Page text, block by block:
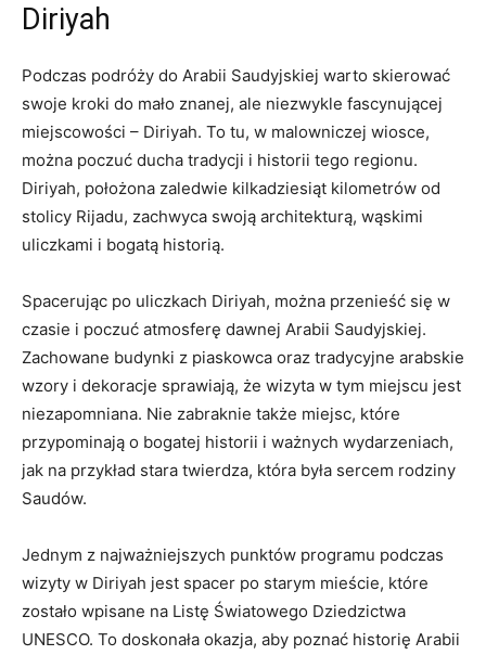
Diriyah
Podczas podróży do Arabii Saudyjskiej warto skierować
swoje kroki do mało znanej, ale niezwykle fascynującej
miejscowości – Diriyah. To tu, w malowniczej wiosce,
można poczuć ducha tradycji i historii ‌tego regionu.
Diriyah, położona zaledwie kilkadziesiąt kilometrów od
stolicy Rijadu, zachwyca swoją architekturą, wąskimi
uliczkami i bogatą historią.
Spacerując po uliczkach Diriyah, można przenieść się w
czasie​ i​ poczuć ⁣atmosferę dawnej Arabii Saudyjskiej.
Zachowane⁤ budynki z ⁤piaskowca oraz tradycyjne arabskie
wzory i dekoracje ⁢sprawiają, że wizyta w tym miejscu jest
⁤niezapomniana. Nie zabraknie także miejsc, które
przypominają‍ o bogatej historii i ważnych‍ wydarzeniach,
jak⁤ na⁣ przykład stara twierdza, która była sercem rodziny
Saudów.
Jednym z najważniejszych punktów programu podczas
wizyty w ⁢Diriyah jest⁢ spacer ⁢po starym mieście, które
zostało wpisane na Listę Światowego Dziedzictwa
UNESCO. To doskonała okazja, aby poznać historię Arabii